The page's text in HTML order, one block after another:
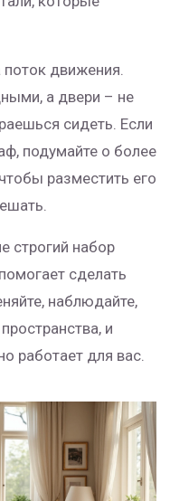
поток движения.
а двери – не
сидеть. Если
подумайте о более
разместить его
строгий набор
сделать
наблюдайте,
и
работает для вас.